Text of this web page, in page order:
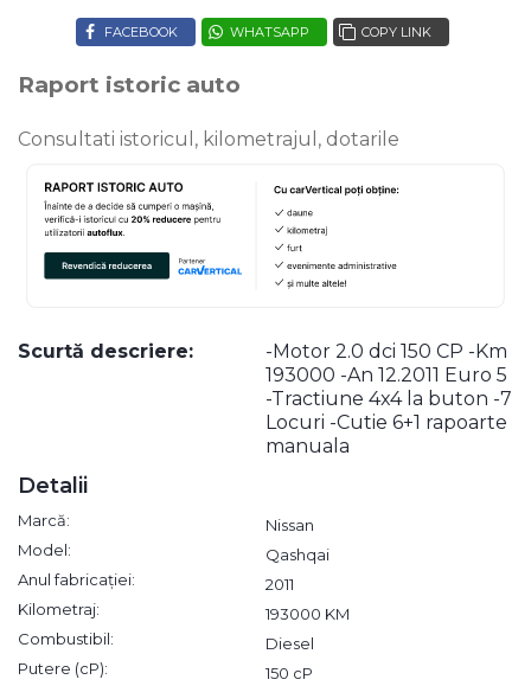
FACEBOOK WHATSAPP COPY LINK
Raport istoric auto
Consultati istoricul, kilometrajul, dotarile
Scurtă descriere:
-Motor 2.0 dci 150 CP -Km
193000 -An 12.2011 Euro 5
-Tractiune 4x4 la buton -7
Locuri -Cutie 6+1 rapoarte
manuala
Detalii
Marcă:
Nissan
Model:
Qashqai
Anul fabricației:
2011
Kilometraj:
193000 KM
Combustibil:
Diesel
Putere (cP):
150 cP